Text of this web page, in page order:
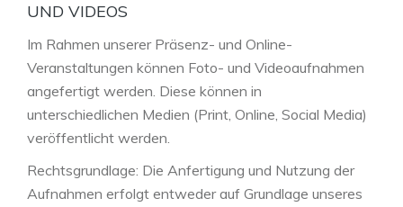
UND VIDEOS
Im Rahmen unserer Präsenz- und Online-
Veranstaltungen können Foto- und Videoaufnahmen
angefertigt werden. Diese können in
unterschiedlichen Medien (Print, Online, Social Media)
veröffentlicht werden.
Rechtsgrundlage: Die Anfertigung und Nutzung der
Aufnahmen erfolgt entweder auf Grundlage unseres